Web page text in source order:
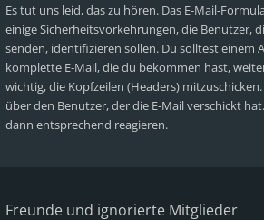
Es tut uns leid, das zu hören. Das E-Mail-
einige Sicherheitsvorkehrungen, die Benutzer,
senden, identifizieren sollen. Du solltest einem
komplette E-Mail, die du bekommen hast,
wichtig, die Kopfzeilen (Headers)
über den Benutzer, der die E-Mail verschickt
dann entsprechend reagieren.
Freunde und ignorierte Mitglieder